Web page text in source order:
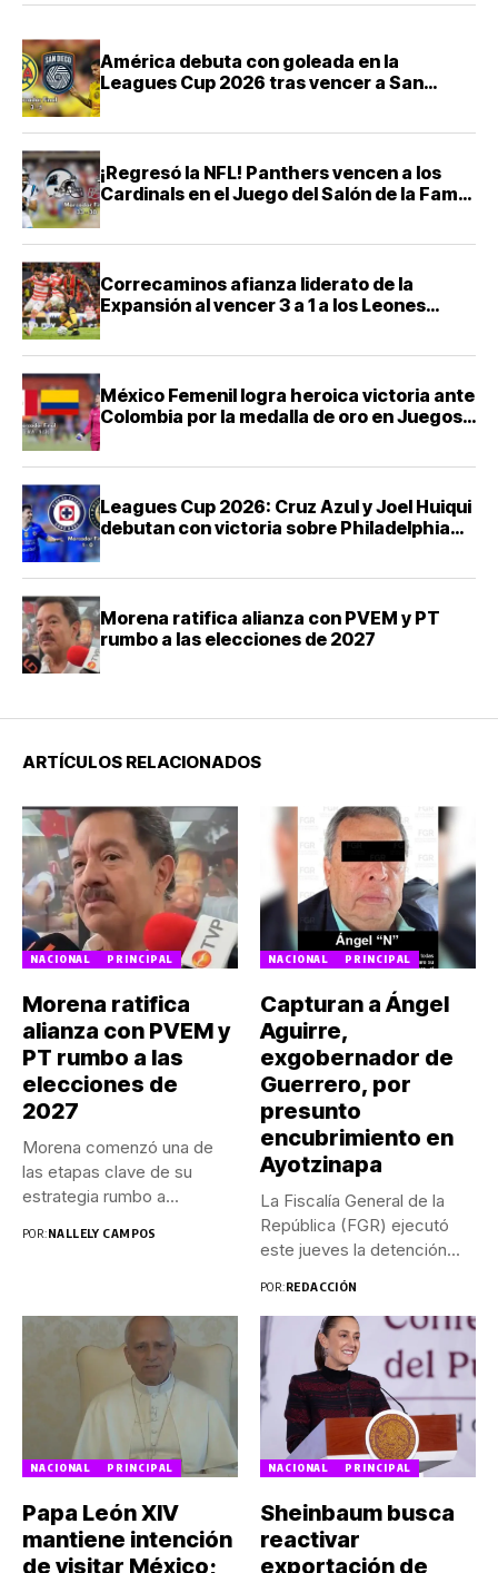
América debuta con goleada en la
Leagues Cup 2026 tras vencer a San
¡Regresó la NFL! Panthers vencen a los
Cardinals en el Juego del Salón de la Fama
Correcaminos afianza liderato de la
Expansión al vencer 3 a 1 a los Leones
México Femenil logra heroica victoria ante
Colombia por la medalla de oro en Juegos
Leagues Cup 2026: Cruz Azul y Joel Huiqui
debutan con victoria sobre Philadelphia
Morena ratifica alianza con PVEM y PT
rumbo a las elecciones de 2027
ARTÍCULOS RELACIONADOS
NACIONAL PRINCIPAL
Morena ratifica
alianza con PVEM y
PT rumbo a las
elecciones de
2027
Morena comenzó una de
las etapas clave de su
estrategia rumbo a...
POR:NALLELY CAMPOS
NACIONAL PRINCIPAL
Capturan a Ángel
Aguirre,
exgobernador de
Guerrero, por
presunto
encubrimiento en
Ayotzinapa
La Fiscalía General de la
República (FGR) ejecutó
este jueves la detención...
POR:REDACCIÓN
NACIONAL PRINCIPAL
Papa León XIV
mantiene intención
de visitar México;
NACIONAL PRINCIPAL
Sheinbaum busca
reactivar
exportación de